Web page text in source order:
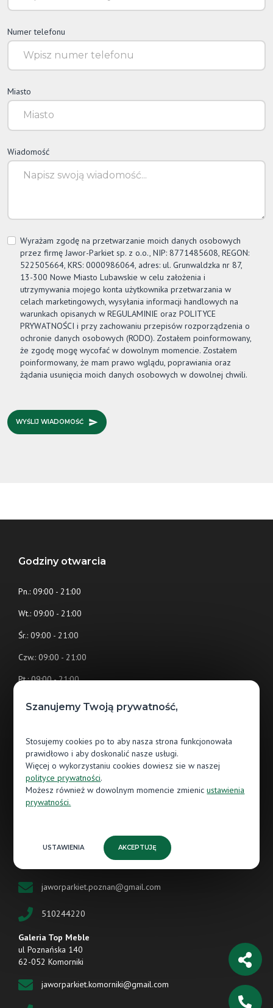
Numer telefonu
Miasto
Wiadomość
Wyrażam zgodę na przetwarzanie moich danych osobowych
przez firmę Jawor-Parkiet sp. z o.o., NIP: 8771485608, REGON:
522505664, KRS: 0000986064, adres: ul. Grunwaldzka nr 87,
13-300 Nowe Miasto Lubawskie w celu założenia i
utrzymywania mojego konta użytkownika przetwarzania w
celach marketingowych, wysyłania informacji handlowych na
warunkach opisanych w REGULAMINIE oraz POLITYCE
PRYWATNOŚCI i przy zachowaniu przepisów rozporządzenia o
ochronie danych osobowych (RODO). Zostałem poinformowany,
że zgodę mogę wycofać w dowolnym momencie. Zostałem
poinformowany, że mam prawo wglądu, poprawiania oraz
żądania usunięcia moich danych osobowych w dowolnej chwili.
WYŚLIJ WIADOMOŚĆ
Godziny otwarcia
Pn.: 09:00 - 21:00
Wt.: 09:00 - 21:00
Śr.: 09:00 - 21:00
Czw.: 09:00 - 21:00
Pt.: 09:00 - 21:00
Sb.: 09:00 - 21:00
Galeria Wnętrz Obornicka337
ul. Obornicka 337
60-689 Poznań
obornicka.jaworparkiet@gmail.com
Centrum Handlowe M1
ul. Szwajcarska 14
jaworparkiet.poznan@gmail.com
510244220
Galeria Top Meble
ul Poznańska 140
62-052 Komorniki
jaworparkiet.komorniki@gmail.com
Szanujemy Twoją prywatność,
Stosujemy cookies po to aby nasza strona funkcjonowała
prawidłowo i aby doskonalić nasze usługi.
Więcej o wykorzystaniu cookies dowiesz sie w naszej
polityce prywatności.
Możesz również w dowolnym momencie zmienicustawienia
prywatności.
USTAWIENIA AKCEPTUJĘ